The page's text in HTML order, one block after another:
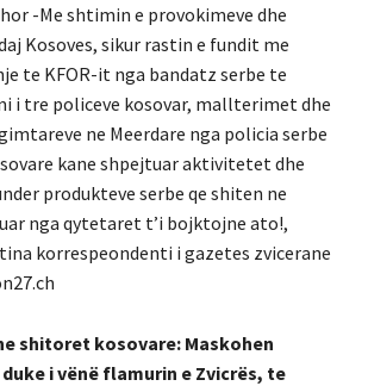
-Me shtimin e provokimeve dhe
Kosoves, sikur rastin e fundit me
te KFOR-it nga bandatz serbe te
i tre policeve kosovar, mallterimet dhe
ne Meerdare nga policia serbe
kane shpejtuar aktivitetet dhe
produkteve serbe qe shiten ne
nga qytetaret t’i bojktojne ato!,
korrespeondenti i gazetes zvicerane
shitoret kosovare: Maskohen
i vënë flamurin e Zvicrës, te